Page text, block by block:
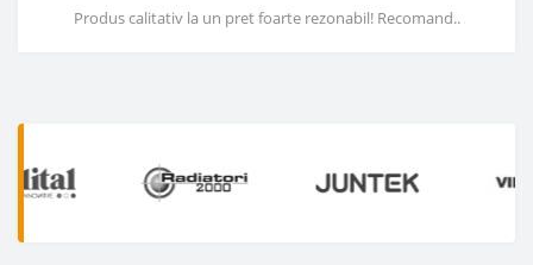
Produs calitativ la un pret foarte rezonabil! Recomand..